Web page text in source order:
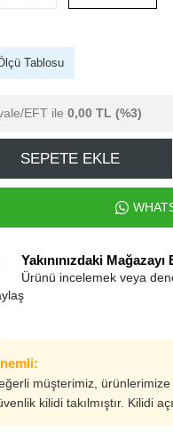
Tablosu
EFT ile 0,00 TL (%3)
SEPETE EKLE
Yakınınızdaki Mağazayı
Ürünü incelemek veya
müşterimiz,
kilidi takılmıştır. Kilidi